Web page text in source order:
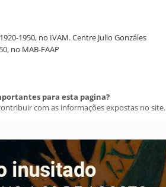
1950, no IVAM. Centre Julio Gonzáles
no MAB-FAAP
para esta pagina?
com as informações expostas no site.